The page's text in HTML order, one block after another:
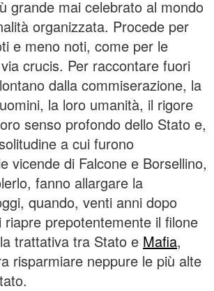
grande mai celebrato al mondo
organizzata. Procede per
e meno noti, come per le
crucis. Per raccontare fuori
dalla commiserazione, la
la loro umanità, il rigore
senso profondo dello Stato e,
a cui furono
vicende di Falcone e Borsellino,
fanno allargare la
quando, venti anni dopo
prepotentemente il filone
trattativa tra Stato e Mafia,
risparmiare neppure le più alte